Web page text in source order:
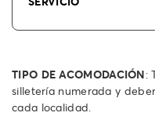
TIPO DE ACOMODACIÓN:
silletería numerada y
cada localidad.